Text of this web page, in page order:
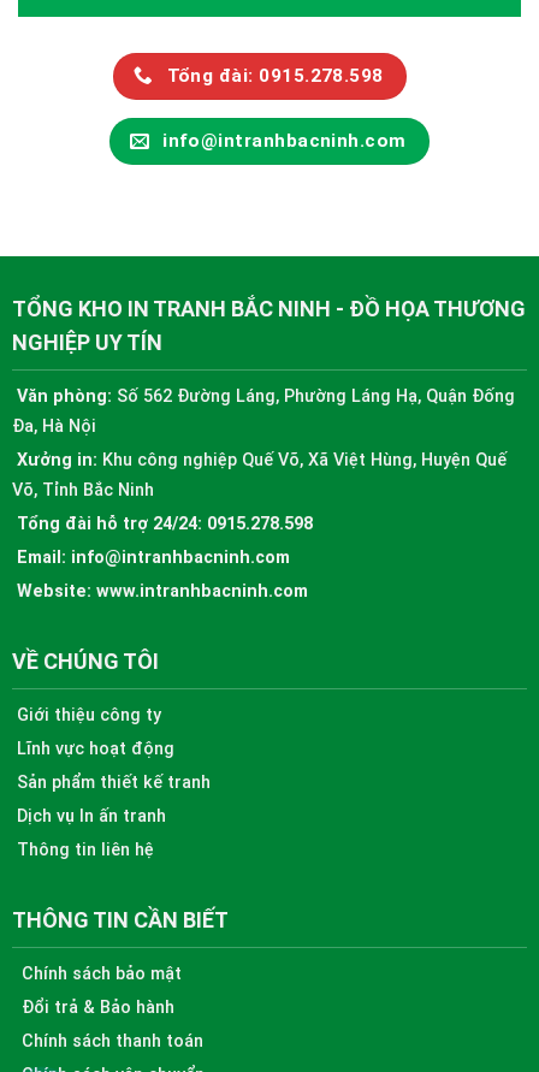
Tổng đài: 0915.278.598
info@intranhbacninh.com
TỔNG KHO IN TRANH BẮC NINH - ĐỒ HỌA THƯƠNG
NGHIỆP UY TÍN
Văn phòng: Số 562 Đường Láng, Phường Láng Hạ, Quận Đống
Đa, Hà Nội
Xưởng in: Khu công nghiệp Quế Võ, Xã Việt Hùng, Huyện Quế
Võ, Tỉnh Bắc Ninh
Tổng đài hỗ trợ 24/24: 0915.278.598
Email: info@intranhbacninh.com
Website: www.intranhbacninh.com
VỀ CHÚNG TÔI
Giới thiệu công ty
Lĩnh vực hoạt động
Sản phẩm thiết kế tranh
Dịch vụ In ấn tranh
Thông tin liên hệ
THÔNG TIN CẦN BIẾT
Chính sách bảo mật
Đổi trả & Bảo hành
Chính sách thanh toán